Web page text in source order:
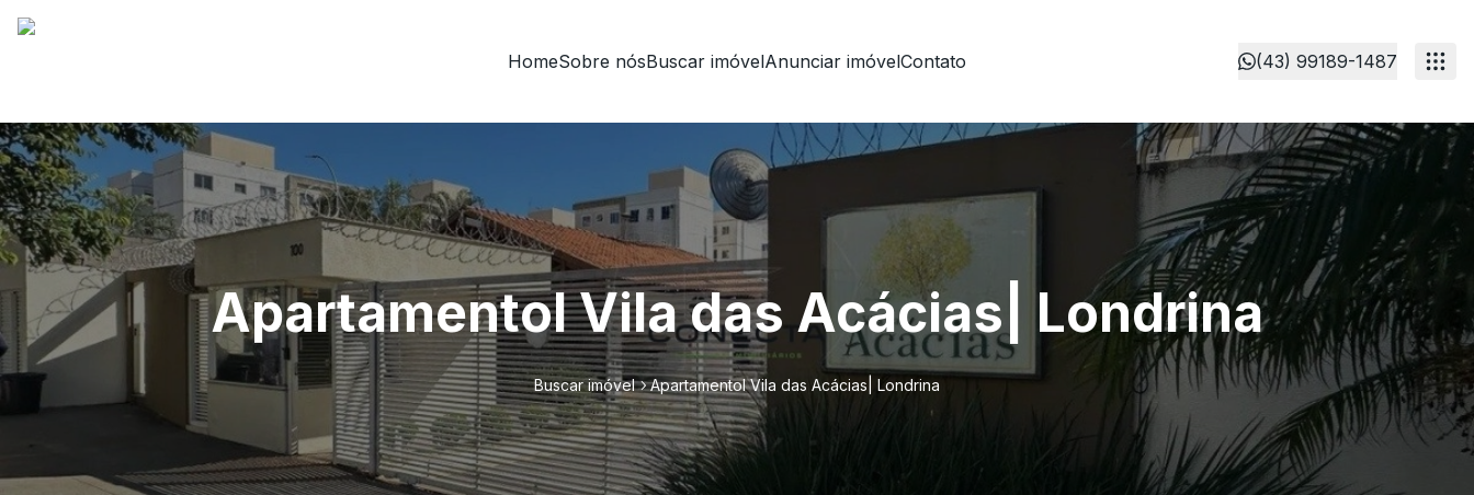
HomeSobre nósBuscar imóvelAnunciar imóvelContato (43) 99189-1487
Apartamentol Vila das Acácias| Londrina
Buscar imóvel Apartamentol Vila das Acácias| Londrina